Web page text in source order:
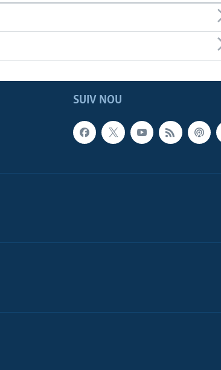
SUIV NOU